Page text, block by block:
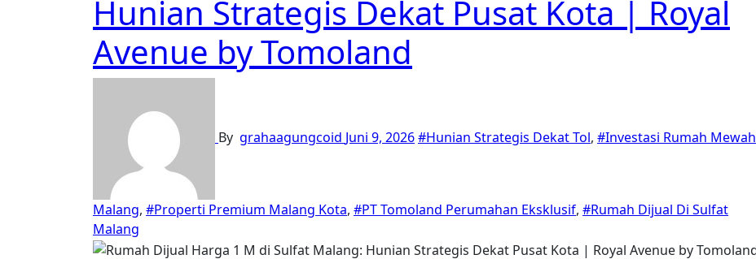
Hunian Strategis Dekat Pusat Kota | Royal
Avenue by Tomoland
By grahaagungcoid Juni 9, 2026#Hunian Strategis Dekat Tol, #Investasi Rumah Mewah
Malang, #Properti Premium Malang Kota, #PT Tomoland Perumahan Eksklusif, #Rumah Dijual Di Sulfat
Malang